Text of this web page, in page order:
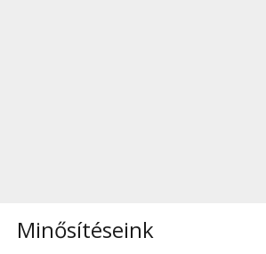
Minősítéseink